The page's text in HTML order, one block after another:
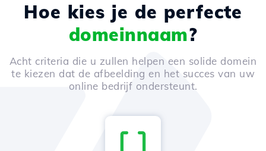
Hoe kies je de perfecte
domeinnaam?
Acht criteria die u zullen helpen een solide domein
te kiezen dat de afbeelding en het succes van uw
online bedrijf ondersteunt.